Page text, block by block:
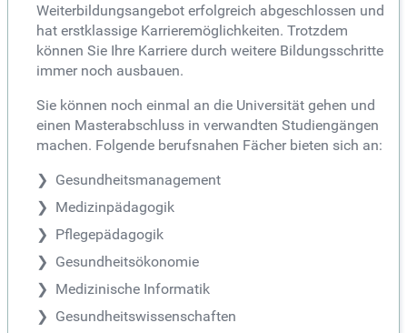
Weiterbildungsangebot erfolgreich abgeschlossen und
hat erstklassige Karrieremöglichkeiten. Trotzdem
können Sie Ihre Karriere durch weitere Bildungsschritte
immer noch ausbauen.
Sie können noch einmal an die Universität gehen und
einen Masterabschluss in verwandten Studiengängen
machen. Folgende berufsnahen Fächer bieten sich an:
Gesundheitsmanagement
Medizinpädagogik
Pflegepädagogik
Gesundheitsökonomie
Medizinische Informatik
Gesundheitswissenschaften